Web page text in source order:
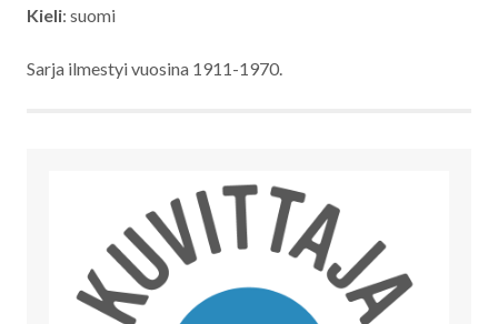
Kieli: suomi
Sarja ilmestyi vuosina 1911-1970.